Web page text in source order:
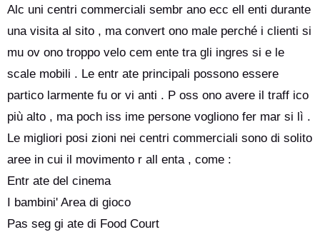
Alc uni centri commerciali sembr ano ecc ell enti durante
una visita al sito , ma convert ono male perché i clienti si
mu ov ono troppo velo cem ente tra gli ingres si e le
scale mobili . Le entr ate principali possono essere
partico larmente fu or vi anti . P oss ono avere il traff ico
più alto , ma poch iss ime persone vogliono fer mar si lì .
Le migliori posi zioni nei centri commerciali sono di solito
aree in cui il movimento r all enta , come :
Entr ate del cinema
I bambini' Area di gioco
Pas seg gi ate di Food Court